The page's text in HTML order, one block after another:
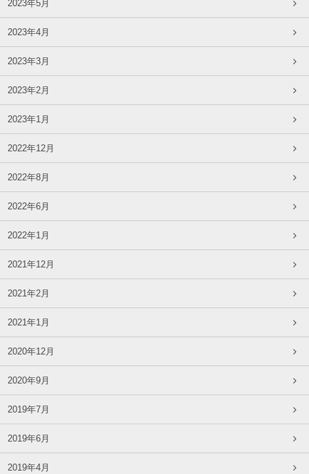
2023年5月
2023年4月
2023年3月
2023年2月
2023年1月
2022年12月
2022年8月
2022年6月
2022年1月
2021年12月
2021年2月
2021年1月
2020年12月
2020年9月
2019年7月
2019年6月
2019年4月